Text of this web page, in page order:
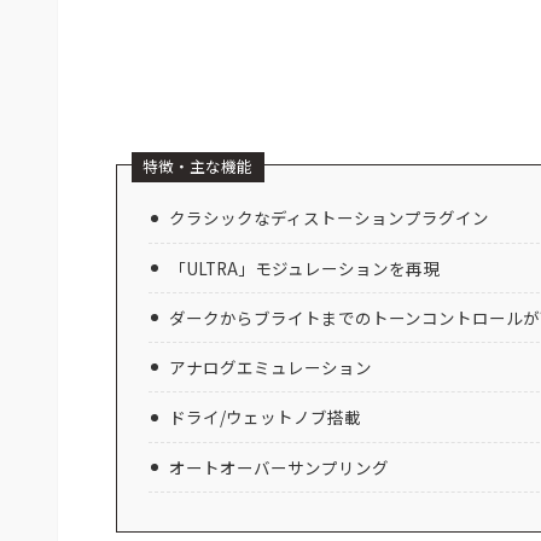
特徴・主な機能
クラシックなディストーションプラグイン
「ULTRA」モジュレーションを再現
ダークからブライトまでのトーンコントロール
アナログエミュレーション
ドライ/ウェットノブ搭載
オートオーバーサンプリング